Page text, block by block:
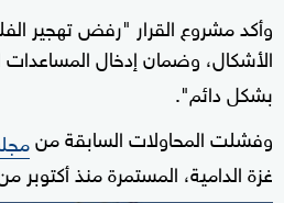
وأكد مشروع القرار "رفض تهجير
الأشكال، وضمان إدخال المساعدات
بشكل دائم".
وفشلت المحاولات السابقة من
غزة الدامية، المستمرة منذ أكتوبر